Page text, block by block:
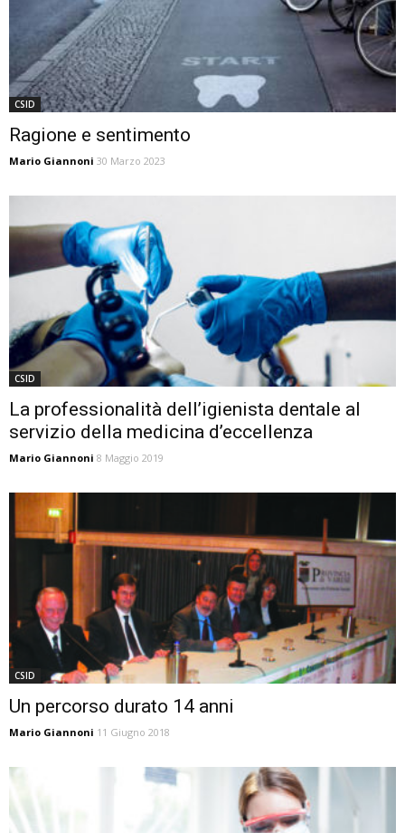
CSID
Ragione e sentimento
Mario Giannoni 30 Marzo 2023
CSID
La professionalità dell’igienista dentale al
servizio della medicina d’eccellenza
Mario Giannoni 8 Maggio 2019
CSID
Un percorso durato 14 anni
Mario Giannoni 11 Giugno 2018